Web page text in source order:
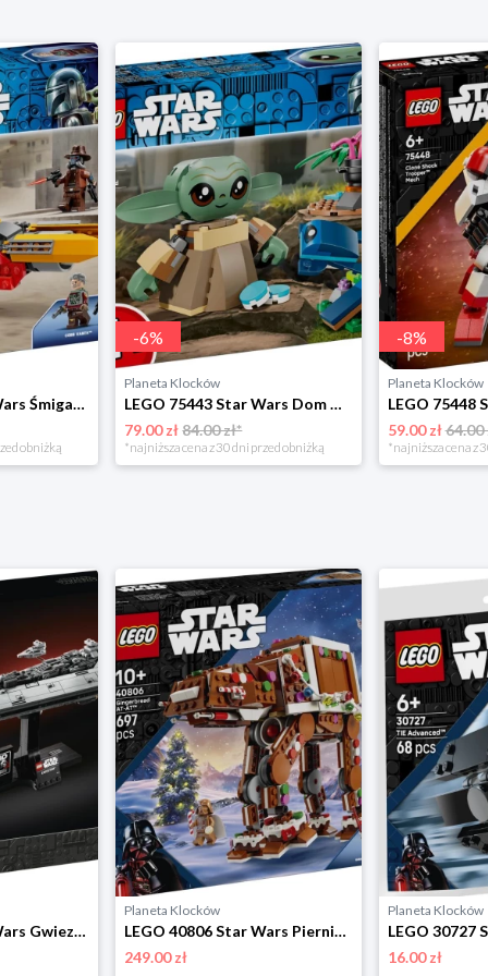
LEGO 75437 Star Wars Śmigacz Cobba Vantha Lego
obniżką
-6%
Planeta Klocków
LEGO 75443 Star Wars Dom Grogu Lego
79.00 zł84.00 zł*
*najniższa cena z 30 dni przed obniżką
-8%
Planeta Klocków
59.00 zł64.00
*najniższa cena z
LEGO 75356 Star Wars Gwiezdny superniszczyciel typu Executor Lego
Planeta Klocków
LEGO 40806 Star Wars Piernikowa maszyna krocząca AT-AT Lego
249.00 zł
Planeta Klocków
16.00 zł